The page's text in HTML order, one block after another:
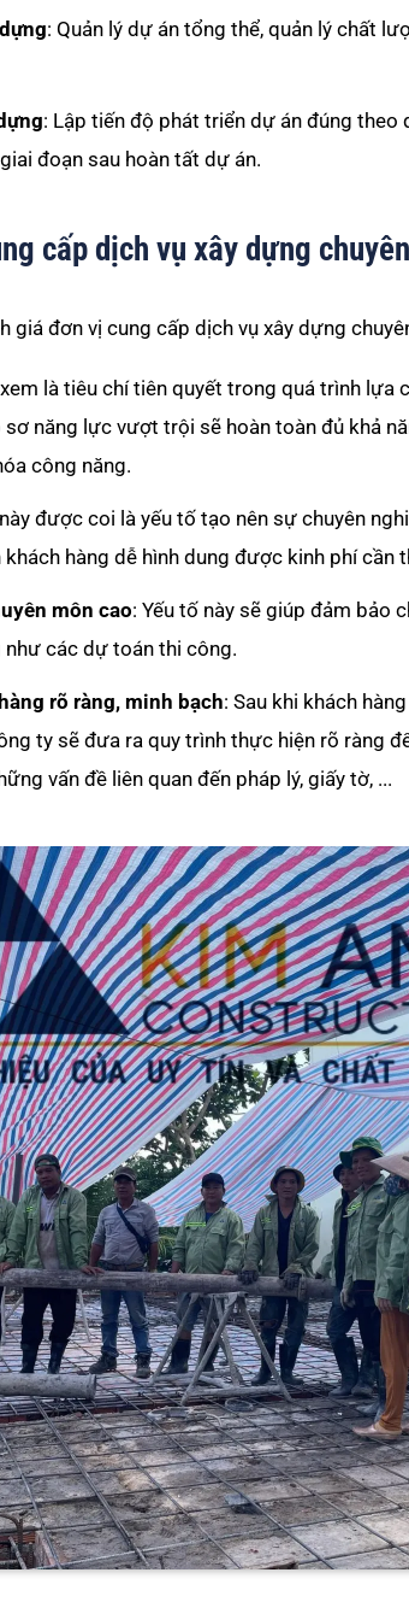
: Quản lý dự án tổng thể, quản lý chất
: Lập tiến độ phát triển dự án đúng theo
đoạn sau hoàn tất dự án.
cấp dịch vụ xây dựng
giá đơn vị cung cấp dịch vụ xây dựng
là tiêu chí tiên quyết trong quá trình lựa
năng lực vượt trội sẽ hoàn toàn đủ khả
công năng.
được coi là yếu tố tạo nên sự chuyên
hàng dễ hình dung được kinh phí
môn cao: Yếu tố này sẽ giúp đảm bảo
các dự toán thi công.
rõ ràng, minh bạch: Sau khi khách
ty sẽ đưa ra quy trình thực hiện rõ ràng
vấn đề liên quan đến pháp lý, giấy tờ, ...